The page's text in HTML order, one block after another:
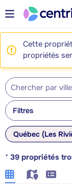
Cette
propriétés
Filtres
Québec (Les
* 39 propriétés